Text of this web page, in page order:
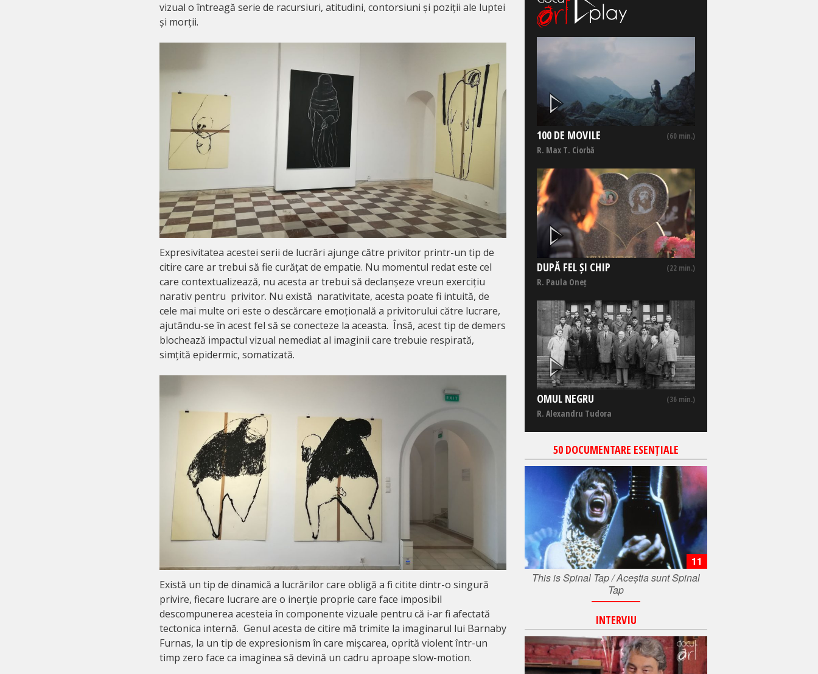
vizual o întreagă serie de racursiuri, atitudini, contorsiuni și poziții ale luptei
și morții.
Expresivitatea acestei serii de lucrări ajunge către privitor printr-un tip de
citire care ar trebui să fie curățat de empatie. Nu momentul redat este cel
care contextualizează, nu acesta ar trebui să declanșeze vreun exercițiu
narativ pentru privitor. Nu există narativitate, acesta poate fi intuită, de
cele mai multe ori este o descărcare emoțională a privitorului către lucrare,
ajutându-se în acest fel să se conecteze la aceasta. Însă, acest tip de demers
blochează impactul vizual nemediat al imaginii care trebuie respirată,
simțită epidermic, somatizată.
Există un tip de dinamică a lucrărilor care obligă a fi citite dintr-o singură
privire, fiecare lucrare are o inerție proprie care face imposibil
descompunerea acesteia în componente vizuale pentru că i-ar fi afectată
tectonica internă. Genul acesta de citire mă trimite la imaginarul lui Barnaby
Furnas, la un tip de expresionism în care mișcarea, oprită violent într-un
timp zero face ca imaginea să devină un cadru aproape slow-motion.
100 DE MOVILE (60 min.)
R. Max T. Ciorbă
DUPĂ FEL ȘI CHIP (22 min.)
R. Paula Oneț
OMUL NEGRU (36 min.)
R. Alexandru Tudora
50 DOCUMENTARE ESENȚIALE
This is Spinal Tap / Aceștia sunt Spinal
Tap
11
INTERVIU